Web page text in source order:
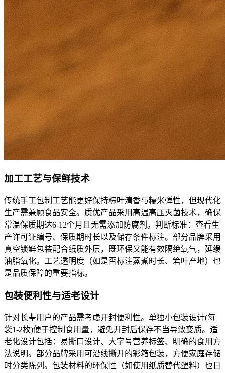
加工工艺与保鲜技术
传统手工包制工艺能更好保持粽叶清香与糯米弹性，但现代化
生产需兼顾食品安全。质优产品采用高温高压灭菌技术，确保
常温保质期达6-12个月且无需添加防腐剂。判断标准：查看生
产许可证编号、保质期时长以及储存条件标注。部分品牌采用
真空锁鲜包装配合纸质外层，既环保又能有效隔绝氧气，延缓
油脂氧化。工艺透明度（如是否标注蒸煮时长、箬叶产地）也
是品质保障的重要指标。
包装便利性与适老设计
针对长辈用户的产品需考虑开封便利性。单独小包装设计(每
袋1-2枚)便于控制食用量，避免开封后保存不当导致变质。适
老化设计包括：易撕口设计、大字号营养标签、明确的食用方
法说明。部分品牌采用可沿线撕开的彩箱包装，方便家庭存储
时分类陈列。包装材料的环保性（如使用纸质替代塑料）也日